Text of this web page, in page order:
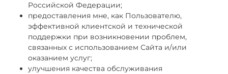
Российской Федерации;
предоставления мне, как Пользователю,
эффективной клиентской и технической
поддержки при возникновении проблем,
связанных с использованием Сайта и/или
оказанием услуг;
улучшения качества обслуживания